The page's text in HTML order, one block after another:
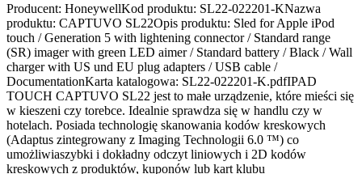
Producent: HoneywellKod produktu: SL22-022201-KNazwa
produktu: CAPTUVO SL22Opis produktu: Sled for Apple iPod
touch / Generation 5 with lightening connector / Standard range
(SR) imager with green LED aimer / Standard battery / Black / Wall
charger with US und EU plug adapters / USB cable /
DocumentationKarta katalogowa: SL22-022201-K.pdfIPAD
TOUCH CAPTUVO SL22 jest to małe urządzenie, które mieści się
w kieszeni czy torebce. Idealnie sprawdza się w handlu czy w
hotelach. Posiada technologię skanowania kodów kreskowych
(Adaptus zintegrowany z Imaging Technologii 6.0 ™) co
umożliwiaszybki i dokładny odczyt liniowych i 2D kodów
kreskowych z produktów, kuponów lub kart klubu